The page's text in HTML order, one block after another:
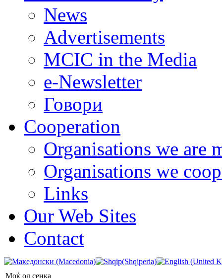
News
Advertisements
MCIC in the Media
e-Newsletter
Говори
Cooperation
Organisations we are
Organisations we
Links
Our Web Sites
Contact
Моќ од сенка